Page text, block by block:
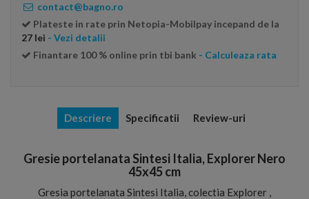
contact@bagno.ro
Plateste in rate prin Netopia-Mobilpay incepand de la
27 lei - Vezi detalii
Finantare 100 % online prin tbi bank - Calculeaza rata
Descriere Specificatii Review-uri
Gresie portelanata Sintesi Italia, Explorer Nero
45x45 cm
Gresia portelanata Sintesi Italia, colectia Explorer ,